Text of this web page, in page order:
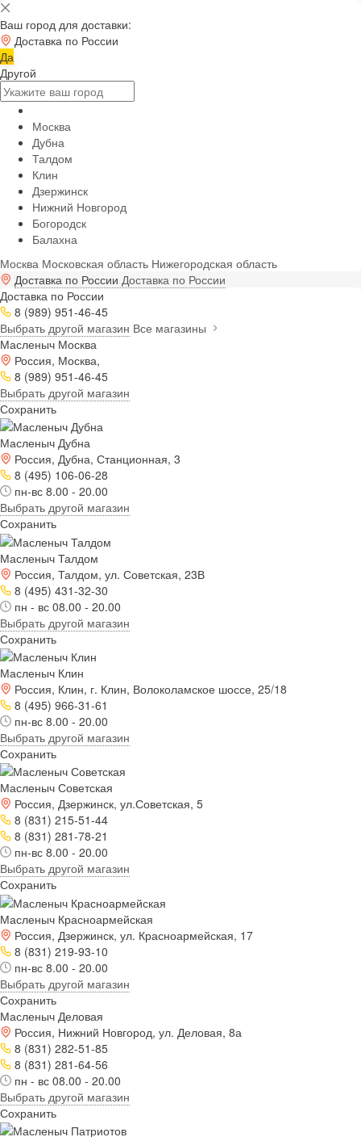
Ваш город для доставки:
Доставка по России
Да
Другой
Москва
Дубна
Талдом
Клин
Дзержинск
Нижний Новгород
Богородск
Балахна
Москва Московская область Нижегородская область
Доставка по России Доставка по России
Доставка по России
8 (989) 951-46-45
Выбрать другой магазин Все магазины
Масленыч Москва
Россия, Москва,
8 (989) 951-46-45
Выбрать другой магазин
Сохранить
Масленыч Дубна
Россия, Дубна, Станционная, 3
8 (495) 106-06-28
пн-вс 8.00 - 20.00
Выбрать другой магазин
Сохранить
Масленыч Талдом
Россия, Талдом, ул. Советская, 23В
8 (495) 431-32-30
пн - вс 08.00 - 20.00
Выбрать другой магазин
Сохранить
Масленыч Клин
Россия, Клин, г. Клин, Волоколамское шоссе, 25/18
8 (495) 966-31-61
пн-вс 8.00 - 20.00
Выбрать другой магазин
Сохранить
Масленыч Советская
Россия, Дзержинск, ул.Советская, 5
8 (831) 215-51-44
8 (831) 281-78-21
пн-вс 8.00 - 20.00
Выбрать другой магазин
Сохранить
Масленыч Красноармейская
Россия, Дзержинск, ул. Красноармейская, 17
8 (831) 219-93-10
пн-вс 8.00 - 20.00
Выбрать другой магазин
Сохранить
Масленыч Деловая
Россия, Нижний Новгород, ул. Деловая, 8а
8 (831) 282-51-85
8 (831) 281-64-56
пн - вс 08.00 - 20.00
Выбрать другой магазин
Сохранить